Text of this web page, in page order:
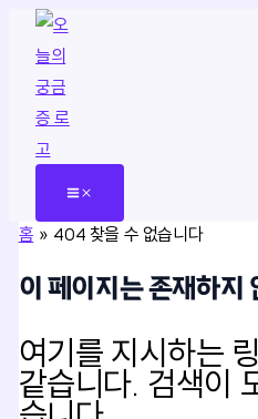
기홈 404 찾을 수 없습니다
이 페이지는 존재하지
여기를 지시하는
같습니다. 검색이